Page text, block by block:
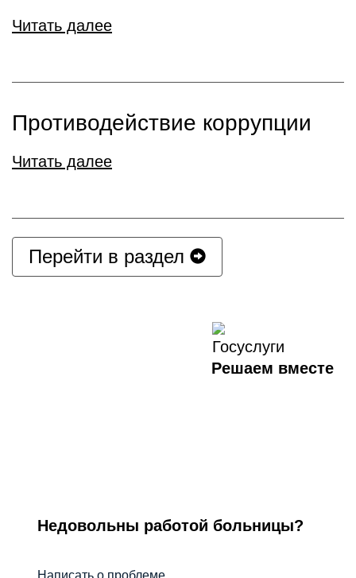
Читать далее
Противодействие коррупции
Читать далее
Перейти в раздел
Решаем вместе
Недовольны работой больницы?
Написать о проблеме